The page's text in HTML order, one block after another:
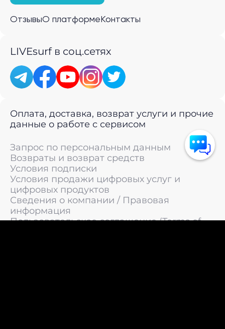
ОтзывыО платформе Контакты
LIVEsurf в соц.сетях
Оплата, доставка, возврат услуги и прочие
данные о работе с сервисом
Запрос по персональным данным
Возвраты и возврат средств
Условия подписки
Условия продажи цифровых услуг и
цифровых продуктов
Сведения о компании / Правовая
информация
Пользовательское соглашение (Terms of